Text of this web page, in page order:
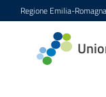
Vai al contenuto
Vai alla navigazione
Vai al footer
Regione Emilia-Romagna
Unione
Bassa